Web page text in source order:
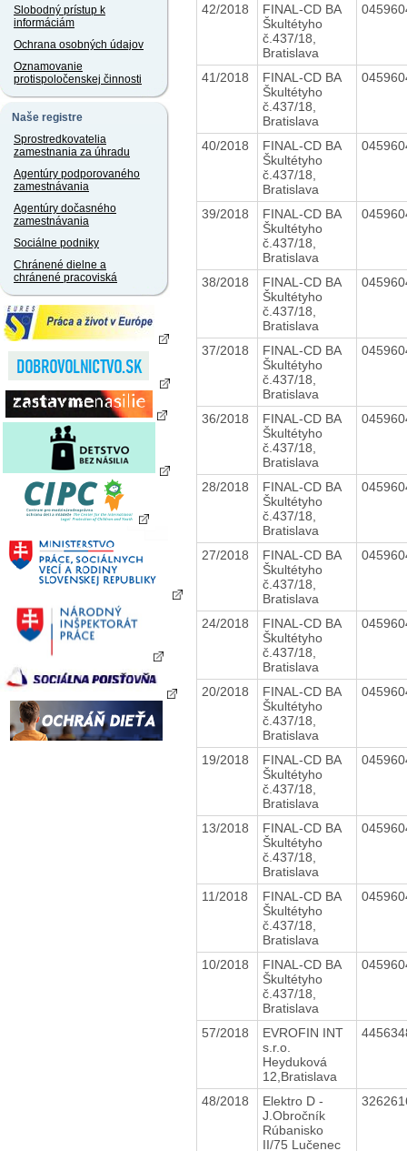
Slobodný prístup k
informáciám
Ochrana osobných údajov
Oznamovanie
protispoločenskej činnosti
Naše registre
Sprostredkovatelia
zamestnania za úhradu
Agentúry podporovaného
zamestnávania
Agentúry dočasného
zamestnávania
Sociálne podniky
Chránené dielne a
chránené pracoviská
42/2018
FINAL-CD BA
Škultétyho
č.437/18,
Bratislava
41/2018
FINAL-CD BA
Škultétyho
č.437/18,
Bratislava
40/2018
FINAL-CD BA
Škultétyho
č.437/18,
Bratislava
39/2018
FINAL-CD BA
Škultétyho
č.437/18,
Bratislava
38/2018
FINAL-CD BA
Škultétyho
č.437/18,
Bratislava
37/2018
FINAL-CD BA
Škultétyho
č.437/18,
Bratislava
36/2018
FINAL-CD BA
Škultétyho
č.437/18,
Bratislava
28/2018
FINAL-CD BA
Škultétyho
č.437/18,
Bratislava
27/2018
FINAL-CD BA
Škultétyho
č.437/18,
Bratislava
24/2018
FINAL-CD BA
Škultétyho
č.437/18,
Bratislava
20/2018
FINAL-CD BA
Škultétyho
č.437/18,
Bratislava
19/2018
FINAL-CD BA
Škultétyho
č.437/18,
Bratislava
13/2018
FINAL-CD BA
Škultétyho
č.437/18,
Bratislava
11/2018
FINAL-CD BA
Škultétyho
č.437/18,
Bratislava
10/2018
FINAL-CD BA
Škultétyho
č.437/18,
Bratislava
57/2018
EVROFIN INT
s.r.o.
Heyduková
12,Bratislava
48/2018
Elektro D -
J.Obročník
Rúbanisko
II/75 Lučenec